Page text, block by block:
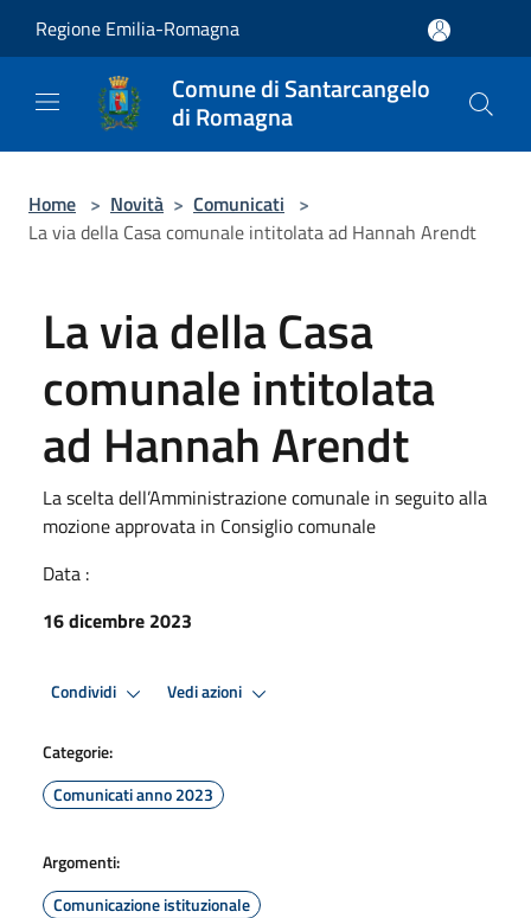
Regione Emilia-Romagna
Comune di Santarcangelo
di Romagna
Home > Novità > Comunicati >
La via della Casa comunale intitolata ad Hannah Arendt
La via della Casa
comunale intitolata
ad Hannah Arendt
La scelta dell’Amministrazione comunale in seguito alla
mozione approvata in Consiglio comunale
Data :
16 dicembre 2023
Condividi Vedi azioni
Categorie:
Comunicati anno 2023
Argomenti:
Comunicazione istituzionale